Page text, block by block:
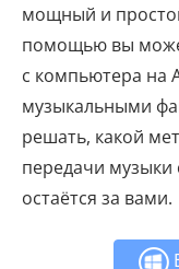
мощный и
помощью вы
с компьютера на
музыкальными
решать, какой
передачи
остаётся за вами.